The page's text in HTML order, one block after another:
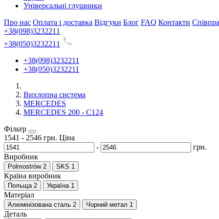
Універсальні глушники
Про нас Оплата і доставка Відгуки Блог FAQ Контакти
+38(098)3232211
+38(050)3232211
+38(098)3232211
+38(050)3232211
Вихлопна система
MERCEDES
MERCEDES 200 - C124
Фільтр
1541 - 2546 грн. Ціна
-
грн.
Виробник
Polmostrów 2 SKS 1
Країна виробник
Польща 2 Україна 1
Матеріал
Алюмінізована сталь 2 Чорний метал 1
Деталь